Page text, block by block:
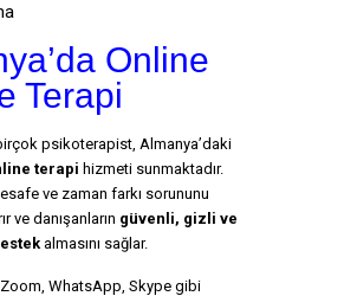
Online
Terapi
psikoterapist, Almanya’daki
terapi hizmeti sunmaktadır.
ve zaman farkı sorununu
ve danışanların güvenli, gizli ve
almasını sağlar.
WhatsApp, Skype gibi